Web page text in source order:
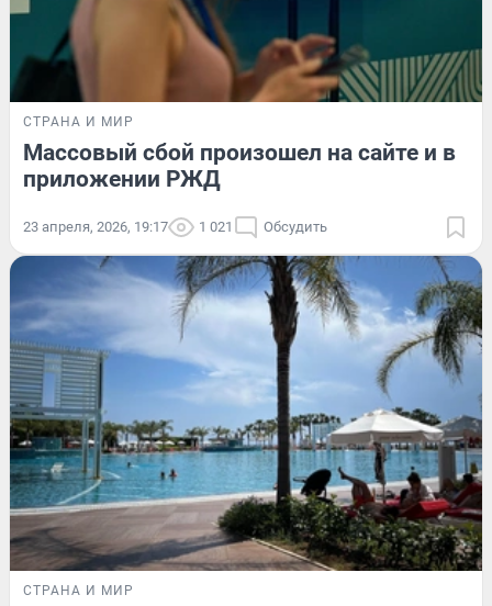
СТРАНА И МИР
Массовый сбой произошел на сайте и в
приложении РЖД
23 апреля, 2026, 19:17 1 021 Обсудить
СТРАНА И МИР